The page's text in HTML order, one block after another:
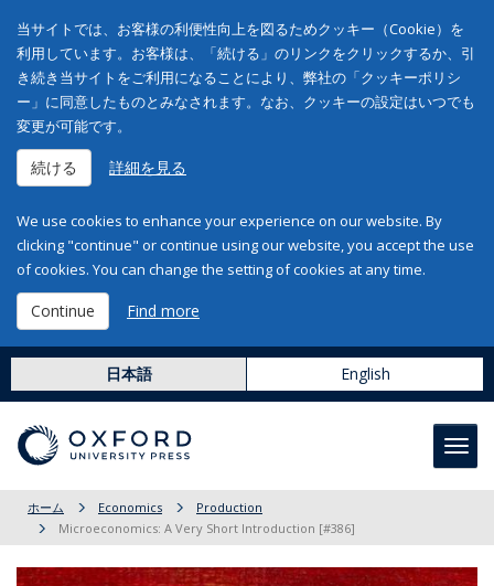
当サイトでは、お客様の利便性向上を図るためクッキー（Cookie）を
利用しています。お客様は、「続ける」のリンクをクリックするか、引
き続き当サイトをご利用になることにより、弊社の「クッキーポリシ
ー」に同意したものとみなされます。なお、クッキーの設定はいつでも
変更が可能です。
続ける 詳細を見る
We use cookies to enhance your experience on our website. By
clicking "continue" or continue using our website, you accept the use
of cookies. You can change the setting of cookies at any time.
Continue Find more
日本語 English
ホーム Economics
Production
Microeconomics: A Very Short Introduction [#386]